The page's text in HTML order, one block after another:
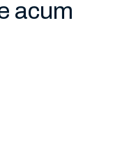
acum